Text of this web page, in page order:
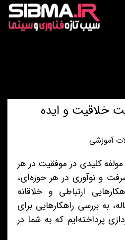
خلاقیت و ایده
آموزشی
کلیدی در موفقیت در هر
و نوآوری در هر حوزه‌ای،
ارتباطی و خلاقانه
به بررسی راهکارهایی برای
پرداخته‌ایم که به شما در